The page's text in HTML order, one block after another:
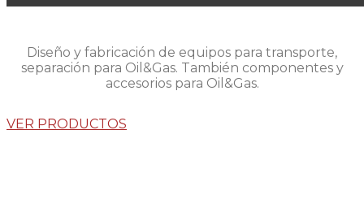
Diseño y fabricación de equipos para transporte,
separación para Oil&Gas. También componentes y
accesorios para Oil&Gas.
VER PRODUCTOS